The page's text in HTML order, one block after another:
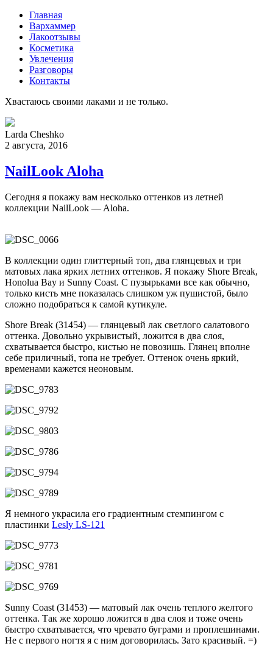
Главная
Вархаммер
Лакоотзывы
Косметика
Увлечения
Разговоры
Контакты
Хвастаюсь своими лаками и не только.
Larda Cheshko
2 августа, 2016
NailLook Aloha
Сегодня я покажу вам несколько оттенков из летней
коллекции NailLook — Aloha.
В коллекции один глиттерный топ, два глянцевых и три
матовых лака ярких летних оттенков. Я покажу Shore Break,
Honolua Bay и Sunny Coast. С пузырьками все как обычно,
только кисть мне показалась слишком уж пушистой, было
сложно подобраться к самой кутикуле.
Shore Break (31454) — глянцевый лак светлого салатового
оттенка. Довольно укрывистый, ложится в два слоя,
схватывается быстро, кистью не повозишь. Глянец вполне
себе приличный, топа не требует. Оттенок очень яркий,
временами кажется неоновым.
Я немного украсила его градиентным стемпингом с
пластинки Lesly LS-121
Sunny Coast (31453) — матовый лак очень теплого желтого
оттенка. Так же хорошо ложится в два слоя и тоже очень
быстро схватывается, что чревато буграми и проплешинами.
Не с первого ногтя я с ним договорилась. Зато красивый. =)